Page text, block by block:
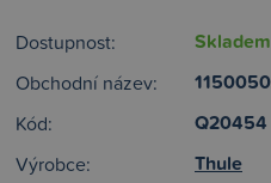
Dostupnost:
Obchodní název:
Kód: Q20454
Výrobce: Thule